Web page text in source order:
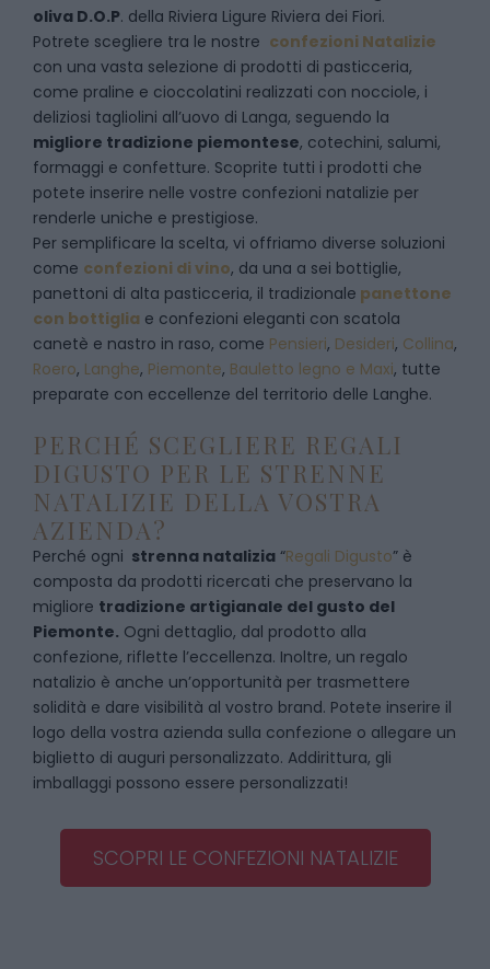
oliva D.O.P. della Riviera Ligure Riviera dei Fiori.
Potrete scegliere tra le nostre confezioni Natalizie
con una vasta selezione di prodotti di pasticceria,
come praline e cioccolatini realizzati con nocciole, i
deliziosi tagliolini all’uovo di Langa, seguendo la
migliore tradizione piemontese, cotechini, salumi,
formaggi e confetture. Scoprite tutti i prodotti che
potete inserire nelle vostre confezioni natalizie per
renderle uniche e prestigiose.
Per semplificare la scelta, vi offriamo diverse soluzioni
come confezioni di vino, da una a sei bottiglie,
panettoni di alta pasticceria, il tradizionale panettone
con bottiglia e confezioni eleganti con scatola
canetè e nastro in raso, come Pensieri, Desideri, Collina,
Roero, Langhe, Piemonte, Bauletto legno e Maxi, tutte
preparate con eccellenze del territorio delle Langhe.
PERCHÉ SCEGLIERE REGALI
DIGUSTO PER LE STRENNE
NATALIZIE DELLA VOSTRA
AZIENDA?
Perché ogni strenna natalizia “Regali Digusto” è
composta da prodotti ricercati che preservano la
migliore tradizione artigianale del gusto del
Piemonte. Ogni dettaglio, dal prodotto alla
confezione, riflette l’eccellenza. Inoltre, un regalo
natalizio è anche un’opportunità per trasmettere
solidità e dare visibilità al vostro brand. Potete inserire il
logo della vostra azienda sulla confezione o allegare un
biglietto di auguri personalizzato. Addirittura, gli
imballaggi possono essere personalizzati!
SCOPRI LE CONFEZIONI NATALIZIE